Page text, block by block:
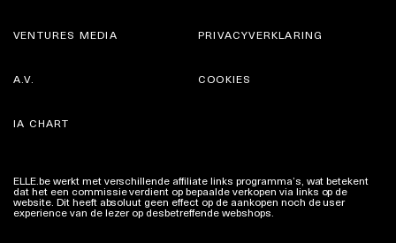
VENTURES MEDIA PRIVACYVERKLARING
A.V.
IA CHART
COOKIES
ELLE.be werkt met verschillende affiliate links programma’s, wat betekent
dat het een commissie verdient op bepaalde verkopen via links op de
website. Dit heeft absoluut geen effect op de aankopen noch de user
experience van de lezer op desbetreffende webshops.